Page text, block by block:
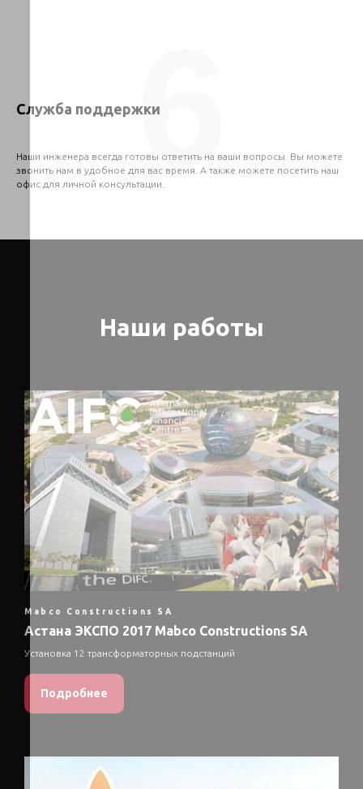
Служба поддержки
Наши инженера всегда готовы ответить на ваши вопросы. Вы можете
звонить нам в удобное для вас время. А также можете посетить наш
офис для личной консультации.6
Наши работы
Mabco Constructions SA
Астана ЭКСПО 2017 Mabco Constructions SA
Установка 12 трансформаторных подстанций
Подробнее